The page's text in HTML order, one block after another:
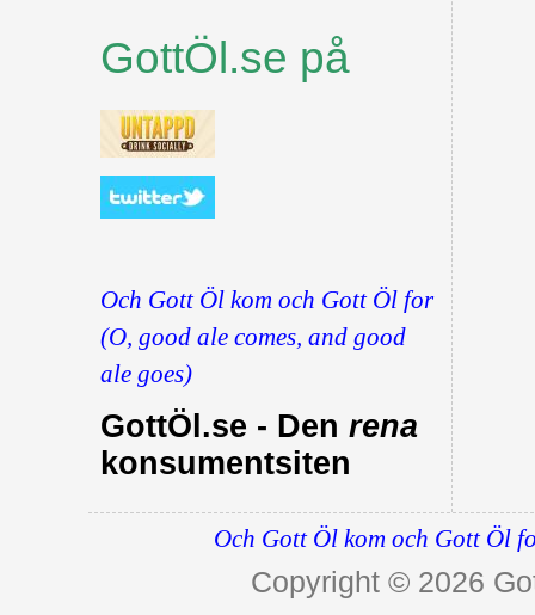
GottÖl.se på
Och Gott Öl kom och Gott Öl for
(O, good ale comes, and good
ale goes)
GottÖl.se - Den rena
konsumentsiten
Och Gott Öl kom och Gott Öl
Copyright © 2026